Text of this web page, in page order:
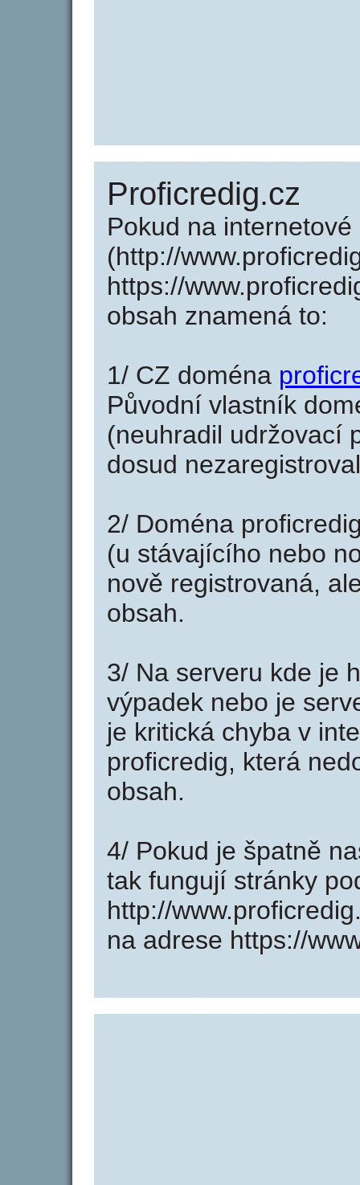
Proficredig.cz
Pokud na
(http://
https://
obsah znamená to:
1/ CZ doména
Původní vlastník
(neuhradil udržovací
dosud
2/ Doména
(u stávajícího nebo
nově registrovaná,
obsah.
3/ Na serveru kde je
výpadek nebo je
je kritická chyba v
proficredig, která
obsah.
4/ Pokud je špatně
tak fungují stránky
http://
na adrese https://